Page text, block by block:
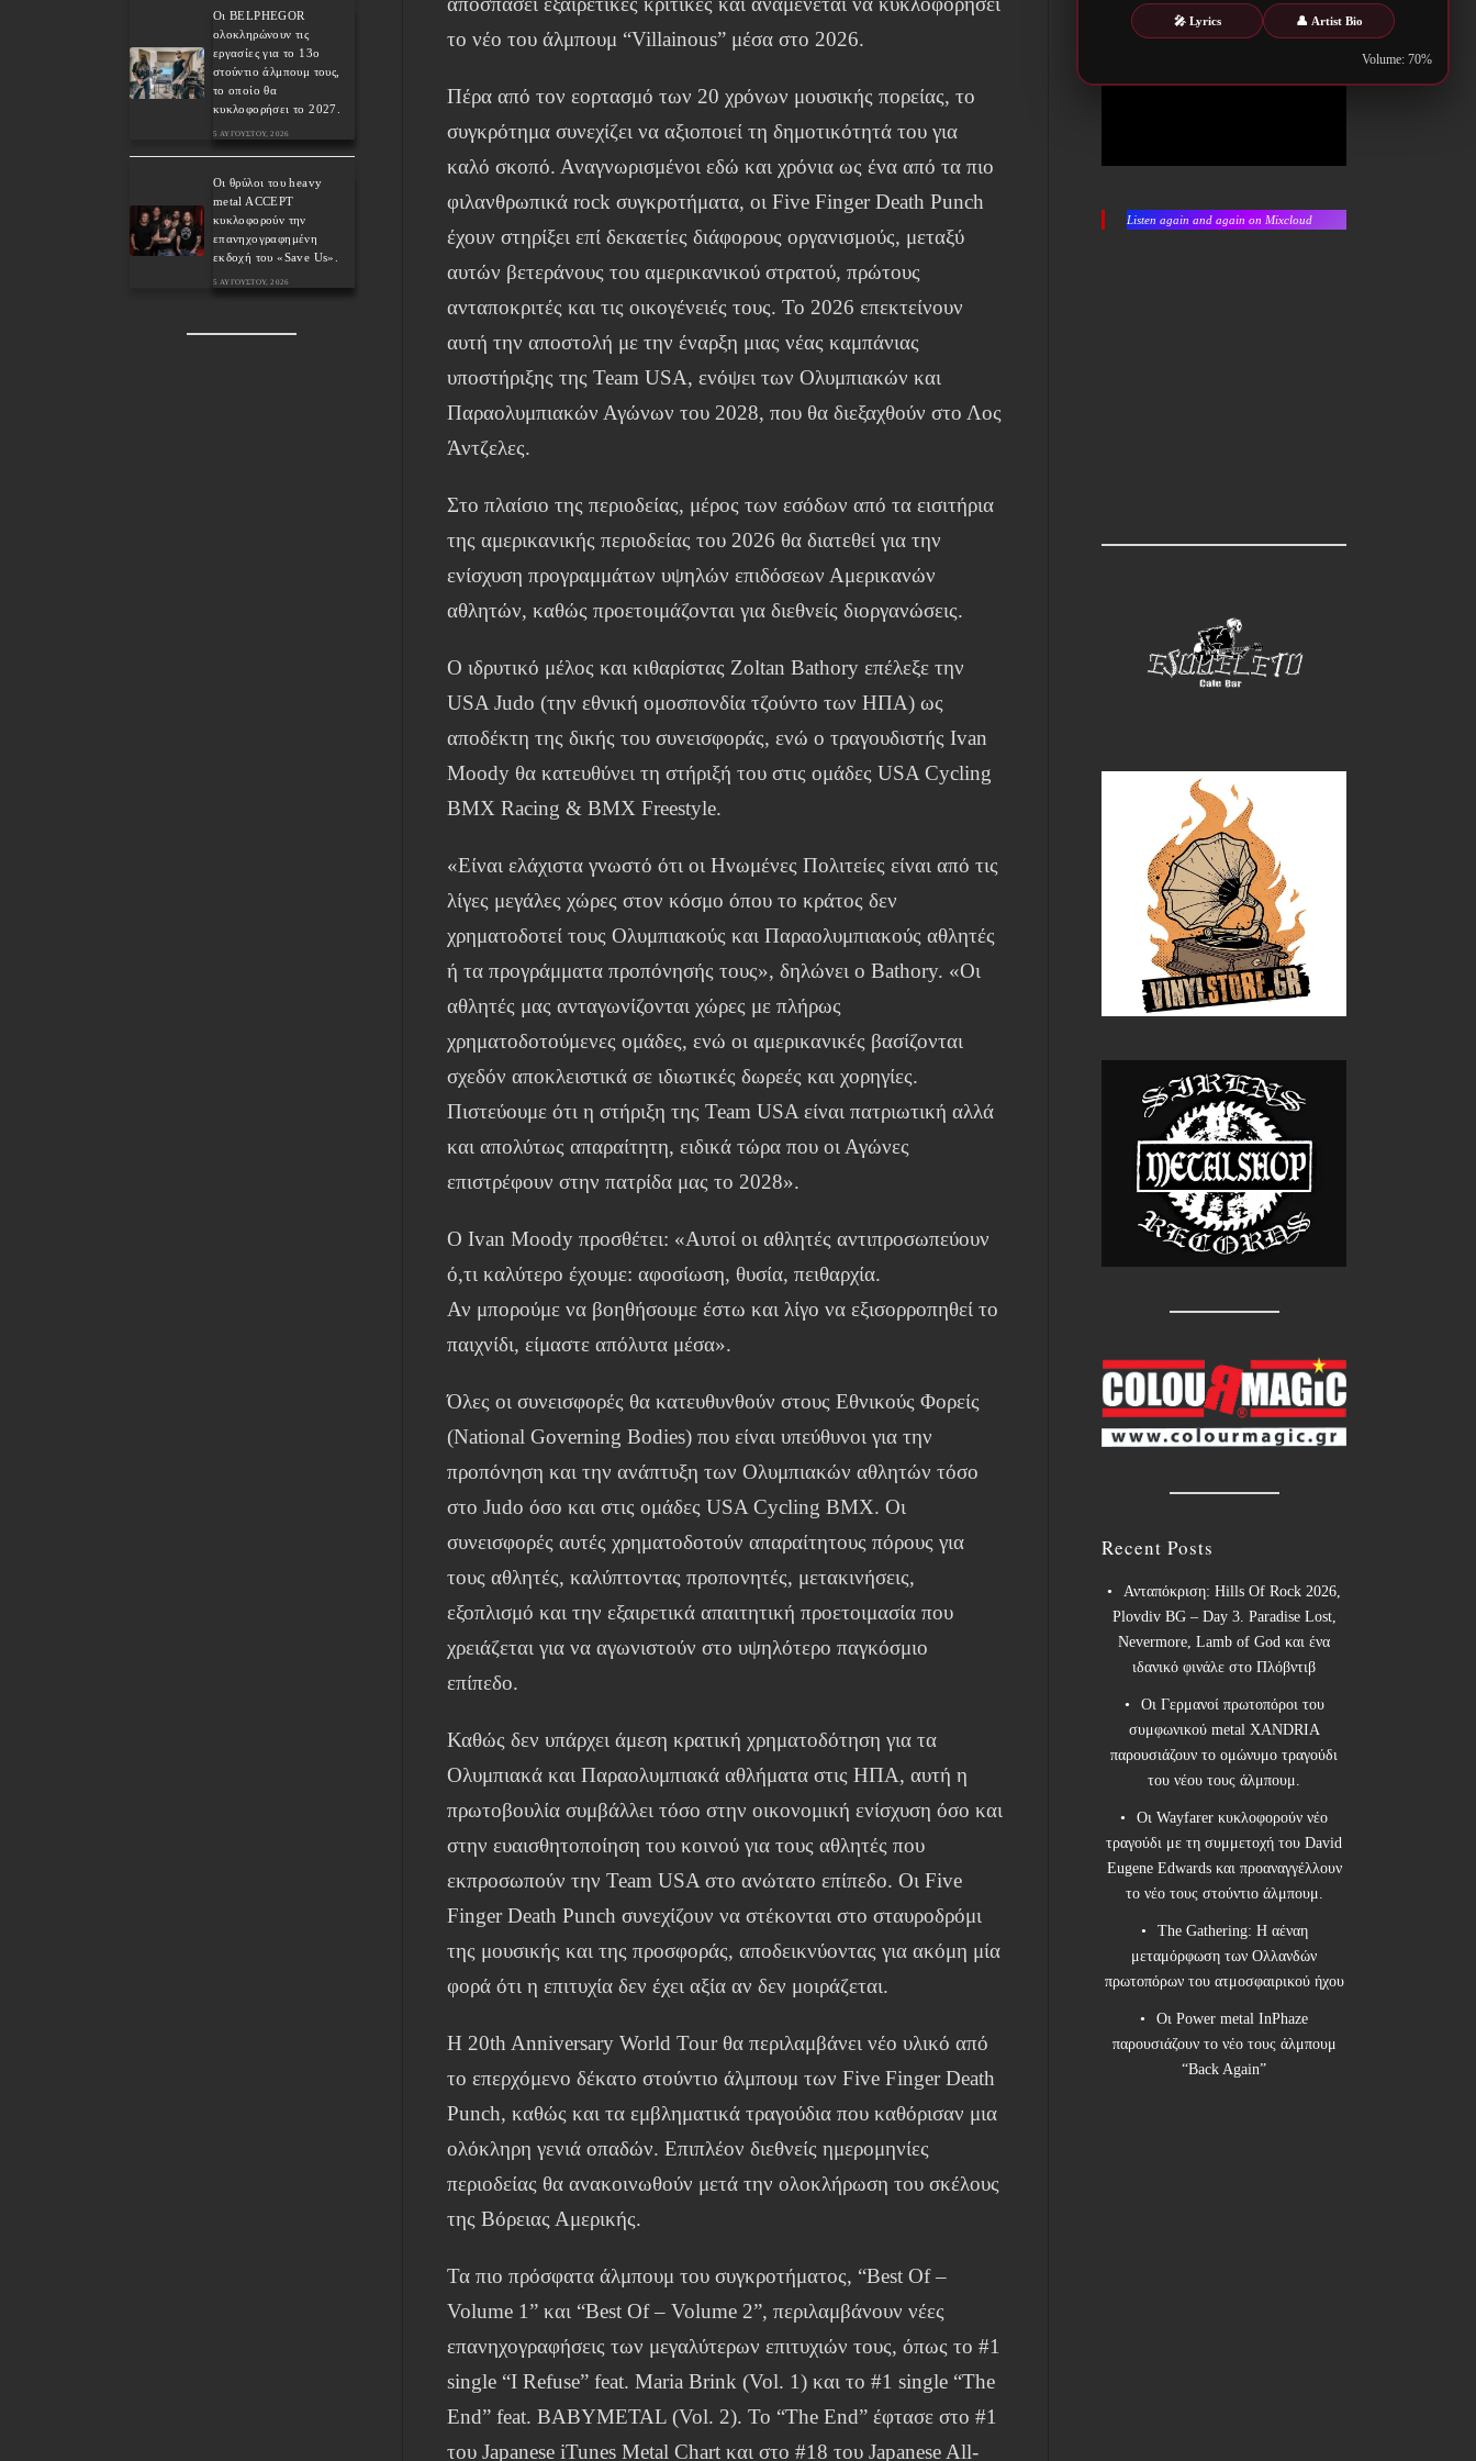
🎤 Lyrics 👤 Artist Bio
Volume: 70%
το νέο του άλμπουμ “Villainous” μέσα στο 2026.
Πέρα από τον εορτασμό των 20 χρόνων μουσικής πορείας, το
συγκρότημα συνεχίζει να αξιοποιεί τη δημοτικότητά του για
καλό σκοπό. Αναγνωρισμένοι εδώ και χρόνια ως ένα από τα πιο
φιλανθρωπικά rock συγκροτήματα, οι Five Finger Death Punch
έχουν στηρίξει επί δεκαετίες διάφορους οργανισμούς, μεταξύ
αυτών βετεράνους του αμερικανικού στρατού, πρώτους
ανταποκριτές και τις οικογένειές τους. Το 2026 επεκτείνουν
αυτή την αποστολή με την έναρξη μιας νέας καμπάνιας
υποστήριξης της Team USA, ενόψει των Ολυμπιακών και
Παραολυμπιακών Αγώνων του 2028, που θα διεξαχθούν στο Λος
Άντζελες.
Στο πλαίσιο της περιοδείας, μέρος των εσόδων από τα εισιτήρια
της αμερικανικής περιοδείας του 2026 θα διατεθεί για την
ενίσχυση προγραμμάτων υψηλών επιδόσεων Αμερικανών
αθλητών, καθώς προετοιμάζονται για διεθνείς διοργανώσεις.
Ο ιδρυτικό μέλος και κιθαρίστας Zoltan Bathory επέλεξε την
USA Judo (την εθνική ομοσπονδία τζούντο των ΗΠΑ) ως
αποδέκτη της δικής του συνεισφοράς, ενώ ο τραγουδιστής Ivan
Moody θα κατευθύνει τη στήριξή του στις ομάδες USA Cycling
BMX Racing & BMX Freestyle.
«Είναι ελάχιστα γνωστό ότι οι Ηνωμένες Πολιτείες είναι από τις
λίγες μεγάλες χώρες στον κόσμο όπου το κράτος δεν
χρηματοδοτεί τους Ολυμπιακούς και Παραολυμπιακούς αθλητές
ή τα προγράμματα προπόνησής τους», δηλώνει ο Bathory. «Οι
αθλητές μας ανταγωνίζονται χώρες με πλήρως
χρηματοδοτούμενες ομάδες, ενώ οι αμερικανικές βασίζονται
σχεδόν αποκλειστικά σε ιδιωτικές δωρεές και χορηγίες.
Πιστεύουμε ότι η στήριξη της Team USA είναι πατριωτική αλλά
και απολύτως απαραίτητη, ειδικά τώρα που οι Αγώνες
επιστρέφουν στην πατρίδα μας το 2028».
Ο Ivan Moody προσθέτει: «Αυτοί οι αθλητές αντιπροσωπεύουν
ό,τι καλύτερο έχουμε: αφοσίωση, θυσία, πειθαρχία.
Αν μπορούμε να βοηθήσουμε έστω και λίγο να εξισορροπηθεί το
παιχνίδι, είμαστε απόλυτα μέσα».
Όλες οι συνεισφορές θα κατευθυνθούν στους Εθνικούς Φορείς
(National Governing Bodies) που είναι υπεύθυνοι για την
προπόνηση και την ανάπτυξη των Ολυμπιακών αθλητών τόσο
στο Judo όσο και στις ομάδες USA Cycling BMX. Οι
συνεισφορές αυτές χρηματοδοτούν απαραίτητους πόρους για
τους αθλητές, καλύπτοντας προπονητές, μετακινήσεις,
εξοπλισμό και την εξαιρετικά απαιτητική προετοιμασία που
χρειάζεται για να αγωνιστούν στο υψηλότερο παγκόσμιο
επίπεδο.
Καθώς δεν υπάρχει άμεση κρατική χρηματοδότηση για τα
Ολυμπιακά και Παραολυμπιακά αθλήματα στις ΗΠΑ, αυτή η
πρωτοβουλία συμβάλλει τόσο στην οικονομική ενίσχυση όσο και
στην ευαισθητοποίηση του κοινού για τους αθλητές που
εκπροσωπούν την Team USA στο ανώτατο επίπεδο. Οι Five
Finger Death Punch συνεχίζουν να στέκονται στο σταυροδρόμι
της μουσικής και της προσφοράς, αποδεικνύοντας για ακόμη μία
φορά ότι η επιτυχία δεν έχει αξία αν δεν μοιράζεται.
Η 20th Anniversary World Tour θα περιλαμβάνει νέο υλικό από
το επερχόμενο δέκατο στούντιο άλμπουμ των Five Finger Death
Punch, καθώς και τα εμβληματικά τραγούδια που καθόρισαν μια
ολόκληρη γενιά οπαδών. Επιπλέον διεθνείς ημερομηνίες
περιοδείας θα ανακοινωθούν μετά την ολοκλήρωση του σκέλους
της Βόρειας Αμερικής.
Τα πιο πρόσφατα άλμπουμ του συγκροτήματος, “Best Of –
Volume 1” και “Best Of – Volume 2”, περιλαμβάνουν νέες
επανηχογραφήσεις των μεγαλύτερων επιτυχιών τους, όπως το #1
single “I Refuse” feat. Maria Brink (Vol. 1) και το #1 single “The
End” feat. BABYMETAL (Vol. 2). Το “The End” έφτασε στο #1
του Japanese iTunes Metal Chart και στο #18 του Japanese All-
Οι BELPHEGOR
ολοκληρώνουν τις
εργασίες για το 13ο
στούντιο άλμπουμ τους,
το οποίο θα
κυκλοφορήσει το 2027.
5 ΑΥΓΟΎΣΤΟΥ, 2026
Οι θρύλοι του heavy
metal ACCEPT
κυκλοφορούν την
επανηχογραφημένη
εκδοχή του «Save Us».
5 ΑΥΓΟΎΣΤΟΥ, 2026
Listen again and again on Mixcloud
Recent Posts
Ανταπόκριση: Hills Of Rock 2026,
Plovdiv BG – Day 3. Paradise Lost,
Nevermore, Lamb of God και ένα
ιδανικό φινάλε στο Πλόβντιβ
Οι Γερμανοί πρωτοπόροι του
συμφωνικού metal XANDRIA
παρουσιάζουν το ομώνυμο τραγούδι
του νέου τους άλμπουμ.
Οι Wayfarer κυκλοφορούν νέο
τραγούδι με τη συμμετοχή του David
Eugene Edwards και προαναγγέλλουν
το νέο τους στούντιο άλμπουμ.
The Gathering: Η αέναη
μεταμόρφωση των Ολλανδών
πρωτοπόρων του ατμοσφαιρικού ήχου
Οι Power metal InPhaze
παρουσιάζουν το νέο τους άλμπουμ
“Back Again”